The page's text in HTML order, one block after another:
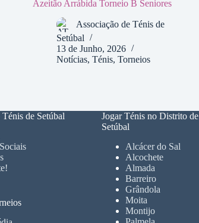
Azeitão Arrábida Torneio B Seniores
Associação de Ténis de
Setúbal
13 de Junho, 2026
Notícias, Ténis, Torneios
de Setúbal
Jogar Ténis no Distrito de
Setúbal
Alcácer do Sal
Alcochete
Almada
Barreiro
Grândola
Moita
Montijo